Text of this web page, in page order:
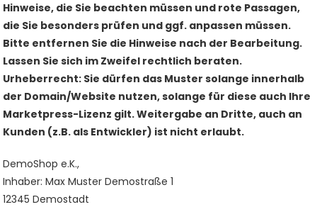
Hinweise, die Sie beachten müssen und rote Passagen,
die Sie besonders prüfen und ggf. anpassen müssen.
Bitte entfernen Sie die Hinweise nach der Bearbeitung.
Lassen Sie sich im Zweifel rechtlich beraten.
Urheberrecht: Sie dürfen das Muster solange innerhalb
der Domain/Website nutzen, solange für diese auch Ihre
Marketpress-Lizenz gilt. Weitergabe an Dritte, auch an
Kunden (z.B. als Entwickler) ist nicht erlaubt.
DemoShop e.K.,
Inhaber: Max Muster Demostraße 1
12345 Demostadt